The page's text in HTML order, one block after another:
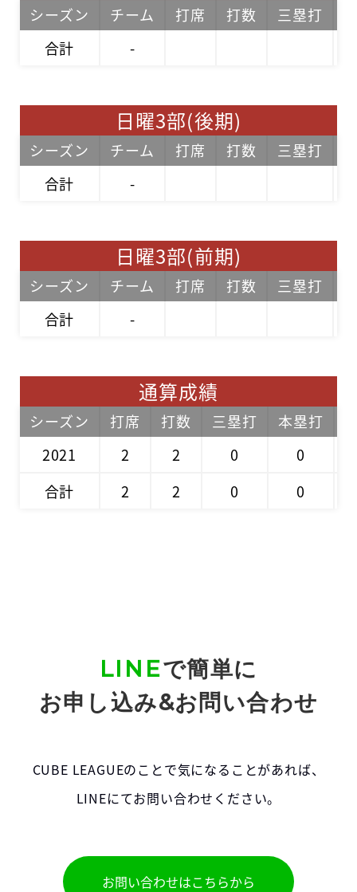
シーズン チーム 打席 打数 三塁打
合計
-
日曜3部(後期)
シーズン チーム 打席 打数 三塁打
合計
-
日曜3部(前期)
シーズン チーム 打席 打数 三塁打
合計
-
通算成績
シーズン 打席 打数 三塁打 本塁打
2021
2 2 0 0
合計
2 2 0 0
LINEで簡単に
お申し込み&お問い合わせ
CUBE LEAGUEのことで気になることがあれば、
LINEにてお問い合わせください。
お問い合わせはこちらから